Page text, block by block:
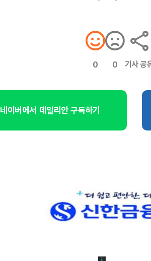
0 0 기사 공
네이버에서 데일리안 구독하기